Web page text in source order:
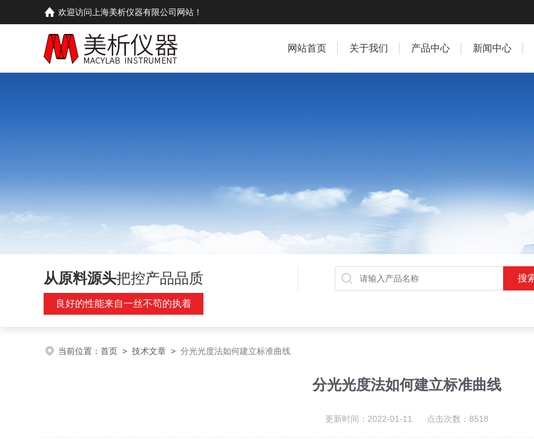
欢迎访问上海美析仪器有限公司网站！
网站首页 关于我们 产品中心 新闻中心
从原料源头把控产品品质
良好的性能来自一丝不苟的执着
当前位置： 首页 > 技术文章 > 分光光度法如何建立标准曲线
分光光度法如何建立标准曲线
更新时间：2022-01-11 点击次数：8518